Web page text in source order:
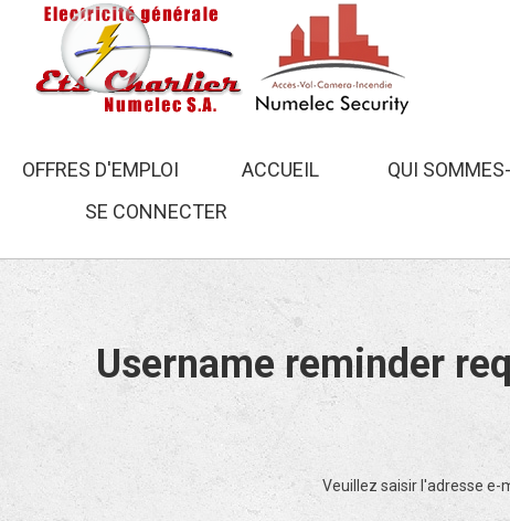
OFFRES D'EMPLOI ACCUEIL
Électricité générale
QUI
SE CONNECTER
Username reminder
Veuillez saisir l'adresse e-